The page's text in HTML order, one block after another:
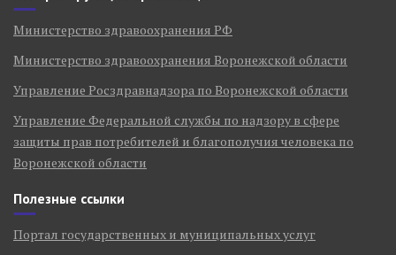
Министерство здравоохранения РФ
Министерство здравоохранения Воронежской области
Управление Росздравнадзора по Воронежской области
Управление Федеральной службы по надзору в сфере
защиты прав потребителей и благополучия человека по
Воронежской области
Полезные ссылки
Портал государственных и муниципальных услуг